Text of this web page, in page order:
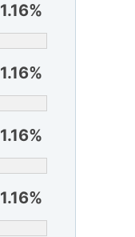
1.16%
1.16%
1.16%
1.16%